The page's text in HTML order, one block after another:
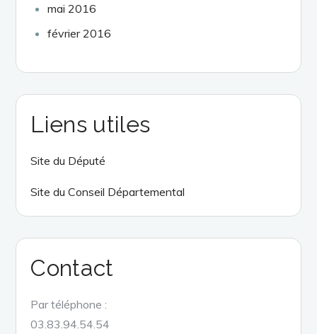
mai 2016
février 2016
Liens utiles
Site du Député
Site du Conseil Départemental
Contact
Par téléphone :
03.83.94.54.54